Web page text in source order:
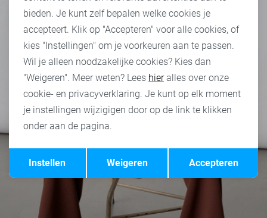
Terug Opslaan
bieden. Je kunt zelf bepalen welke cookies je
accepteert. Klik op "Accepteren" voor alle cookies, of
kies "Instellingen" om je voorkeuren aan te passen.
Wil je alleen noodzakelijke cookies? Kies dan
"Weigeren". Meer weten? Lees hieralles over onze
cookie- en privacyverklaring. Je kunt op elk moment
je instellingen wijzigigen door op de link te klikken
onder aan de pagina.
Accepteren
Weigeren
Instellen